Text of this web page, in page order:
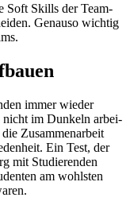
Soft Skills der Team­
Genauso wich­tig
immer wieder
nicht im Dun­keln arbei­
Zusam­men­ar­beit
Ein Test, der
mit Stu­die­ren­den
am wohls­ten